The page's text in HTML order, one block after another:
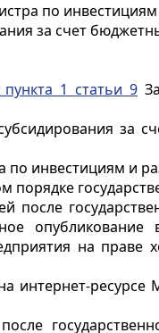
по
за счет
1 статьи 9
за
инвестициям и
порядке
после
опубликование
на
интернет-